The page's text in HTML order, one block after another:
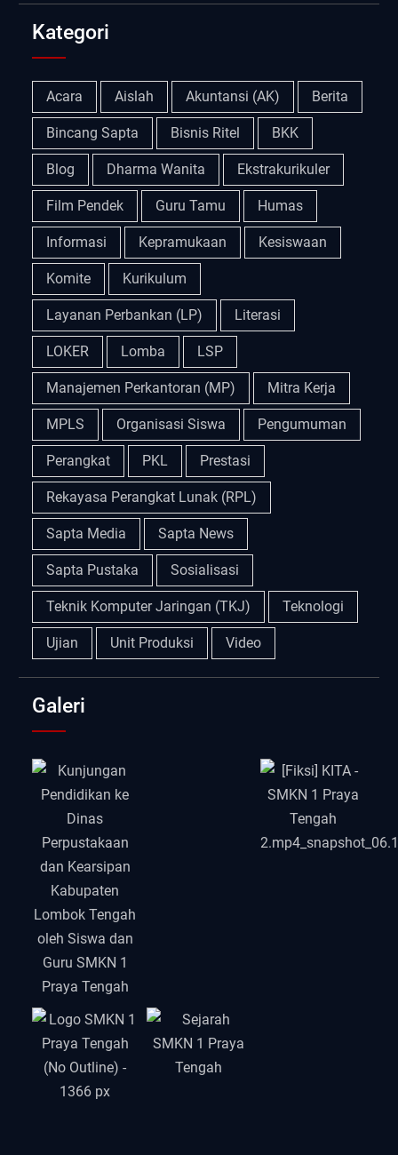
Kategori
Acara Aislah Akuntansi (AK) Berita
Bincang Sapta Bisnis Ritel BKK
Blog Dharma Wanita Ekstrakurikuler
Film Pendek Guru Tamu Humas
Informasi Kepramukaan Kesiswaan
Komite Kurikulum
Layanan Perbankan (LP) Literasi
LOKER Lomba LSP
Manajemen Perkantoran (MP) Mitra Kerja
MPLS Organisasi Siswa Pengumuman
Perangkat PKL Prestasi
Rekayasa Perangkat Lunak (RPL)
Sapta Media Sapta News
Sapta Pustaka Sosialisasi
Teknik Komputer Jaringan (TKJ) Teknologi
Ujian Unit Produksi Video
Galeri